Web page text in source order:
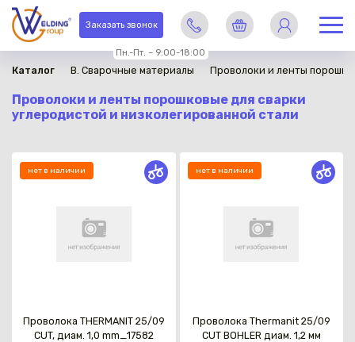
Заказать звонок
Пн.-Пт. – 9:00-18:00
Каталог B. Сварочные материалы Проволоки и ленты
Проволоки и ленты порошковые для сварки
углеродистой и низколегированной стали
нет в наличии
Проволока THERMANIT 25/09
CUT, диам. 1,0 mm_17582
нет в наличии
Проволока Thermanit 25/09
CUT BOHLER диам. 1,2 мм